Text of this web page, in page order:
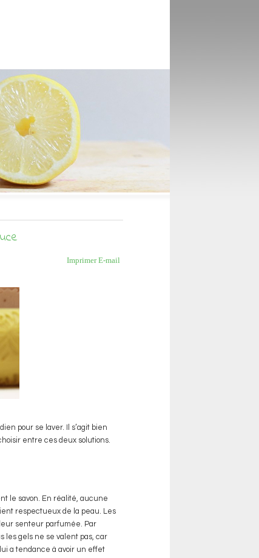
ImprimerE-mail
pour se laver. Il s’agit bien
entre ces deux solutions.
le savon. En réalité, aucune
respectueux de la peau. Les
senteur parfumée. Par
les gels ne se valent pas, car
a tendance à avoir un effet